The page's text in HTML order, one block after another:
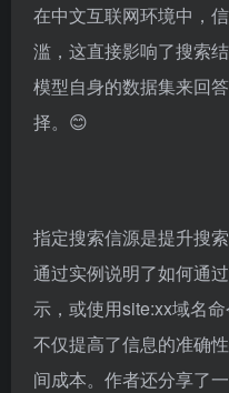
在中文互联网环境中，
滥，这直接影响了搜索
模型自身的数据集来回
择。😊
指定搜索信源是提升搜
通过实例说明了如何通
示，或使用site:xx域名
不仅提高了信息的准确
间成本。作者还分享了